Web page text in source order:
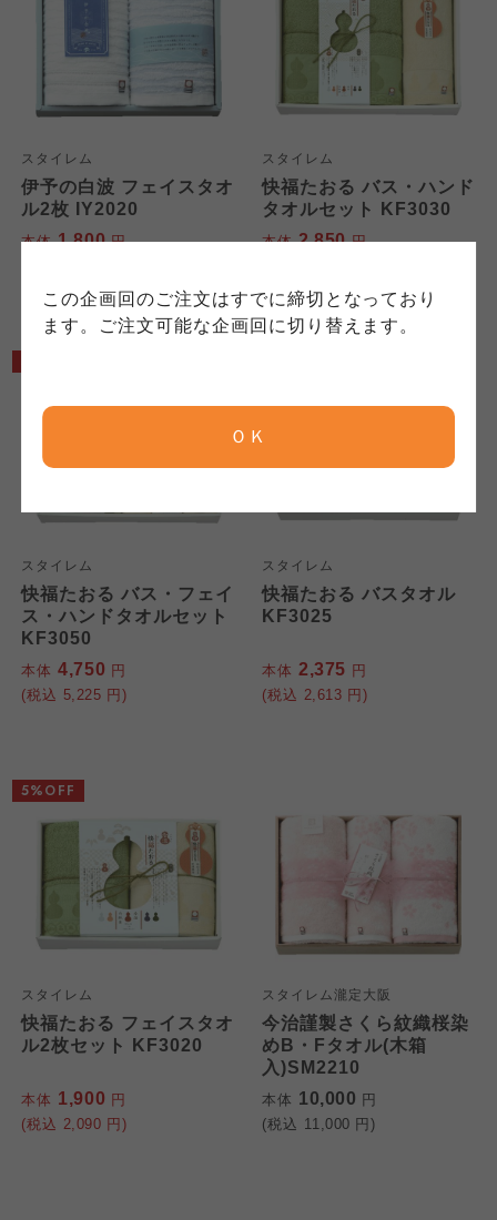
この企画回のご注文はすでに締切となっており
ます。ご注文可能な企画回に切り替えます。
ＯＫ
スタイレム
伊予の白波 フェイスタオ
ル2枚 IY2020
本体1,800円
スタイレム
快福たおる バス・ハンド
タオルセット KF3030
本体2,850円
スタイレム
快福たおる バス・フェイ
ス・ハンドタオルセット
KF3050
本体 4,750 円
(税込 5,225 円)
スタイレム
快福たおる バスタオル
KF3025
本体 2,375 円
(税込 2,613 円)
スタイレム
快福たおる フェイスタオ
ル2枚セット KF3020
本体 1,900 円
(税込 2,090 円)
5%OFF
スタイレム瀧定大阪
今治謹製さくら紋織桜染
めB・Fタオル(木箱
入)SM2210
本体 10,000 円
(税込 11,000 円)
用規程）について
このサイトは7つの生協から業務委託を受けて、
コープきんき事業連合が運営しています。ご自
確認のうえ、ご利用ください。なお、クチコミ
投稿については、利用約款の細則として規定さ
れています。
コープしが
ならコープ
おおさかパルコープ
よどがわ市民生協
大阪いずみ市民生協
このサイトは7つの生協から業務委託を受けて、
コープきんき事業連合が運営しています。お預
かりしている個人情報については、コープ事業
連合、ならびに各生協の「個人情報保護方針」
にもどづいて、コープ事業連合が適切に管理を
おこなっています。
コープ事業連合、ならびに各生協の「個人情報
保護方針」については各生協のボタンをクリッ
クしてご確認ください。
コープしが
ならコープ
よどがわ市民生協
大阪いずみ市民生協
このサイトは7つの生協から業務委託を受けて、
コープきんき事業連合が運営しています。販売
各生協の「特定商取引法に基づく表記につい
て」については各生協のボタンをクリックして
ご確認ください。
コープしが
ならコープ
おおさかパルコープ
よどがわ市民生協
大阪いずみ市民生協